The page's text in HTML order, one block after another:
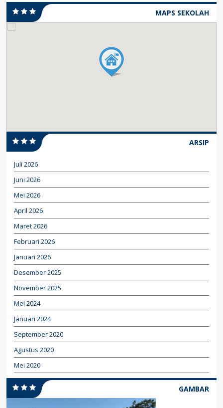
MAPS SEKOLAH
ARSIP
Juli 2026
Juni 2026
Mei 2026
April 2026
Maret 2026
Februari 2026
Januari 2026
Desember 2025
November 2025
Mei 2024
Januari 2024
September 2020
Agustus 2020
Mei 2020
GAMBAR